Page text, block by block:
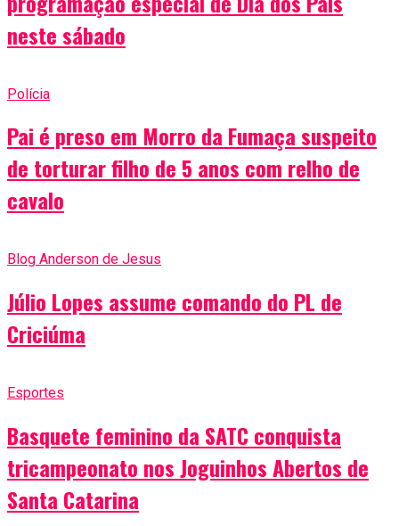
neste sábado
Polícia
Pai é preso em Morro da Fumaça suspeito
de torturar filho de 5 anos com relho de
cavalo
Blog Anderson de Jesus
Júlio Lopes assume comando do PL de
Criciúma
Esportes
Basquete feminino da SATC conquista
tricampeonato nos Joguinhos Abertos de
Santa Catarina